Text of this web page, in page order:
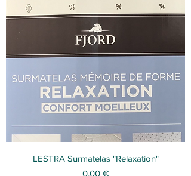
LESTRA Surmatelas "Relaxation"
Prix
0,00 €